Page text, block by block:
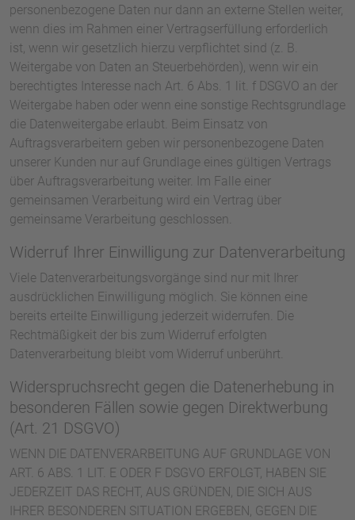
personenbezogene Daten nur dann an externe Stellen weiter,
wenn dies im Rahmen einer Vertragserfüllung erforderlich
ist, wenn wir gesetzlich hierzu verpflichtet sind (z. B.
Weitergabe von Daten an Steuerbehörden), wenn wir ein
berechtigtes Interesse nach Art. 6 Abs. 1 lit. f DSGVO an der
Weitergabe haben oder wenn eine sonstige Rechtsgrundlage
die Datenweitergabe erlaubt. Beim Einsatz von
Auftragsverarbeitern geben wir personenbezogene Daten
unserer Kunden nur auf Grundlage eines gültigen Vertrags
über Auftragsverarbeitung weiter. Im Falle einer
gemeinsamen Verarbeitung wird ein Vertrag über
gemeinsame Verarbeitung geschlossen.
Widerruf Ihrer Einwilligung zur Datenverarbeitung
Viele Datenverarbeitungsvorgänge sind nur mit Ihrer
ausdrücklichen Einwilligung möglich. Sie können eine
bereits erteilte Einwilligung jederzeit widerrufen. Die
Rechtmäßigkeit der bis zum Widerruf erfolgten
Datenverarbeitung bleibt vom Widerruf unberührt.
Widerspruchsrecht gegen die Datenerhebung in
besonderen Fällen sowie gegen Direktwerbung
(Art. 21 DSGVO)
WENN DIE DATENVERARBEITUNG AUF GRUNDLAGE VON
ART. 6 ABS. 1 LIT. E ODER F DSGVO ERFOLGT, HABEN SIE
JEDERZEIT DAS RECHT, AUS GRÜNDEN, DIE SICH AUS
IHRER BESONDEREN SITUATION ERGEBEN, GEGEN DIE